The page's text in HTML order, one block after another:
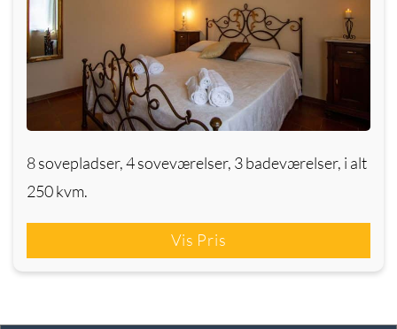
8 sovepladser, 4 soveværelser, 3 badeværelser, i alt
250 kvm.
Vis Pris